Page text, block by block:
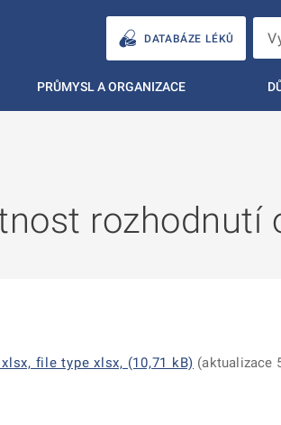
DATABÁZE LÉKŮ
PRŮMYSL A ORGANIZACE
rozhodnutí
file type xlsx, (10,71 kB) (aktualizace